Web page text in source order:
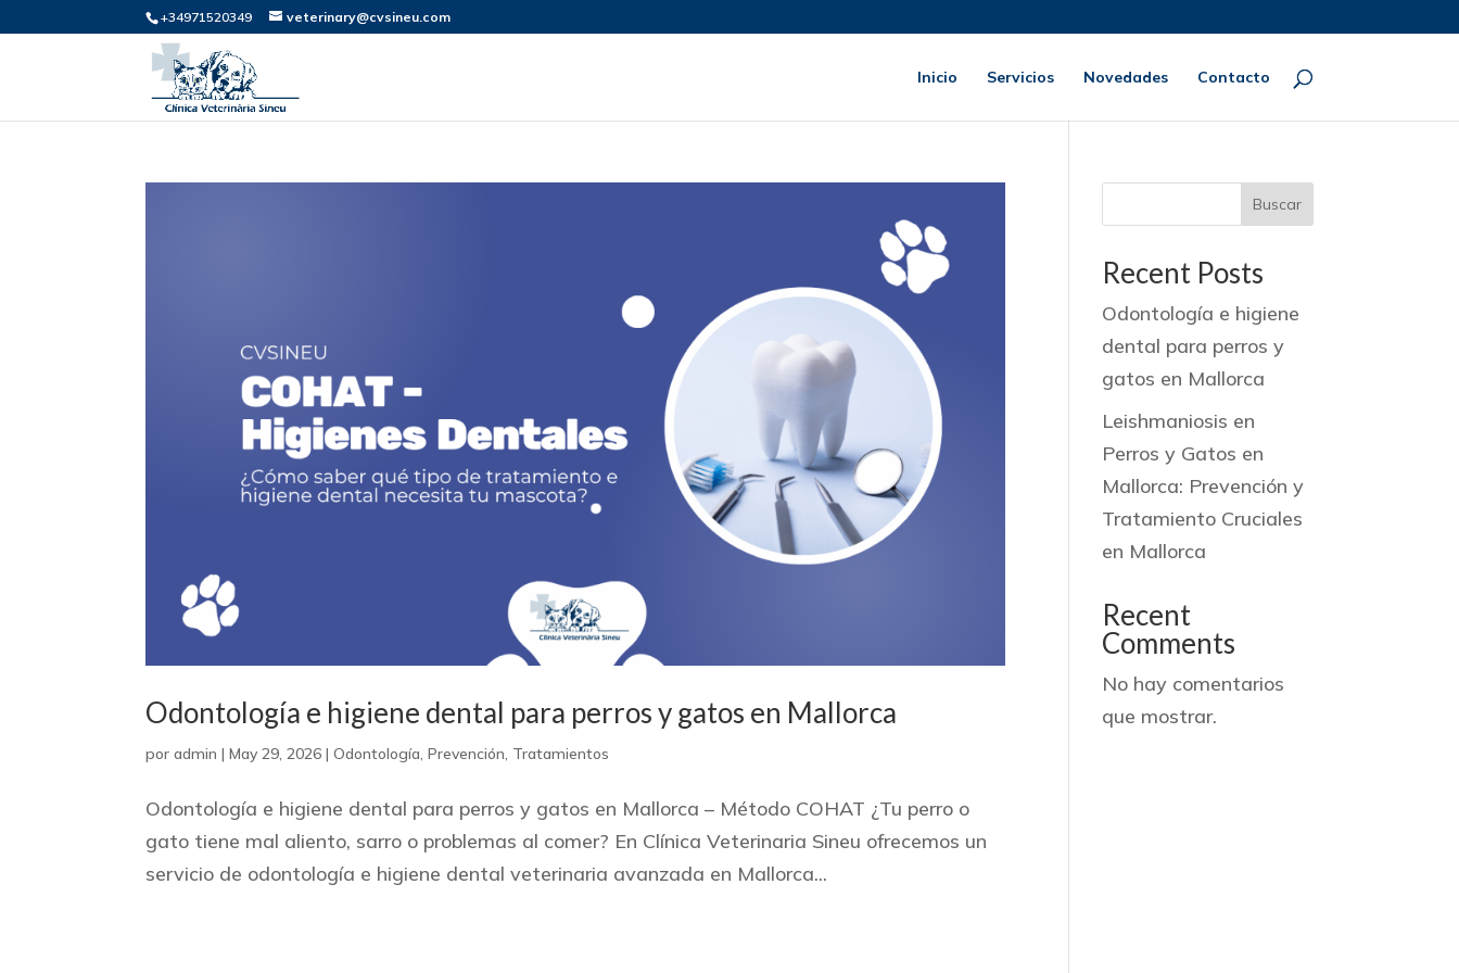
+34971520349 veterinary@cvsineu.com
Inicio Servicios Novedades Contacto
Odontología e higiene dental para perros y gatos en Mallorca
poradmin |May 29, 2026 |Odontología,Prevención, Tratamientos
Odontología e higiene dental para perros y gatos en Mallorca – Método COHAT ¿Tu perro o
gato tiene mal aliento, sarro o problemas al comer? En Clínica Veterinaria Sineu ofrecemos un
servicio de odontología e higiene dental veterinaria avanzada en Mallorca...
Buscar
Recent Posts
Odontología e higiene
dental para perros y
gatos en Mallorca
Leishmaniosis en
Perros y Gatos en
Mallorca: Prevención y
Tratamiento Cruciales
en Mallorca
Recent
Comments
No hay comentarios
que mostrar.